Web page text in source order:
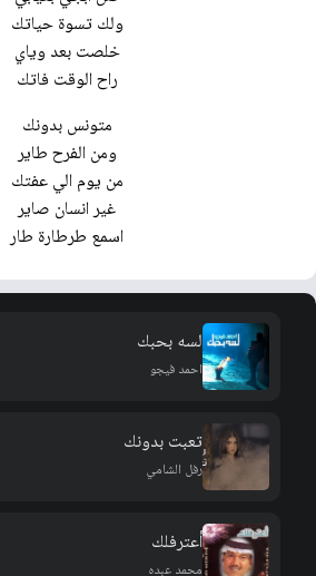
ولك تسوة حياتك
خلصت بعد وياي
راح الوقت فاتك
متونس بدونك
ومن الفرح طاير
من يوم الي عفتك
غير انسان صاير
اسمع طرطارة طار
لسه بحبك
احمد فيجو
تعبت بدونك
رفل الشامي
أعترفلك
محمد عبده